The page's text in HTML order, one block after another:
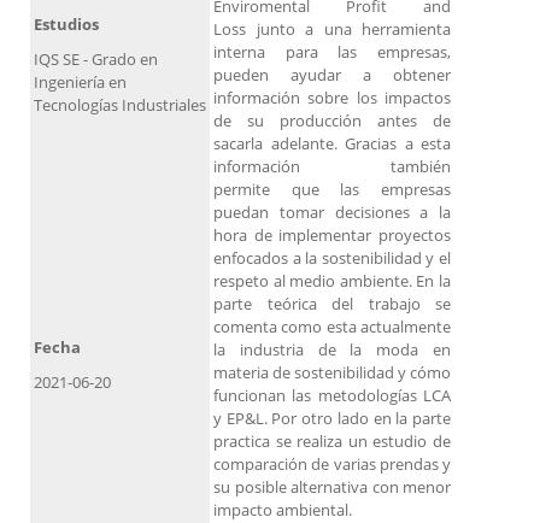
Enviromental Profit and
Loss junto a una herramienta
interna para las empresas,
pueden ayudar a obtener
información sobre los impactos
de su producción antes de
sacarla adelante. Gracias a esta
información también
permite que las empresas
puedan tomar decisiones a la
hora de implementar proyectos
enfocados a la sostenibilidad y el
respeto al medio ambiente. En la
parte teórica del trabajo se
comenta como esta actualmente
la industria de la moda en
materia de sostenibilidad y cómo
funcionan las metodologías LCA
y EP&L. Por otro lado en la parte
practica se realiza un estudio de
comparación de varias prendas y
su posible alternativa con menor
impacto ambiental.
Estudios
IQS SE - Grado en
Ingeniería en
Tecnologías Industriales
Fecha
2021-06-20